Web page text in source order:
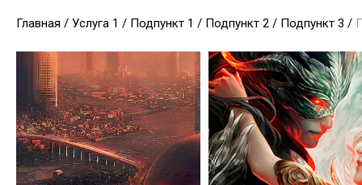
Главная / Услуга 1 / Подпункт 1 / Подпункт 2 / Подпункт 3 /